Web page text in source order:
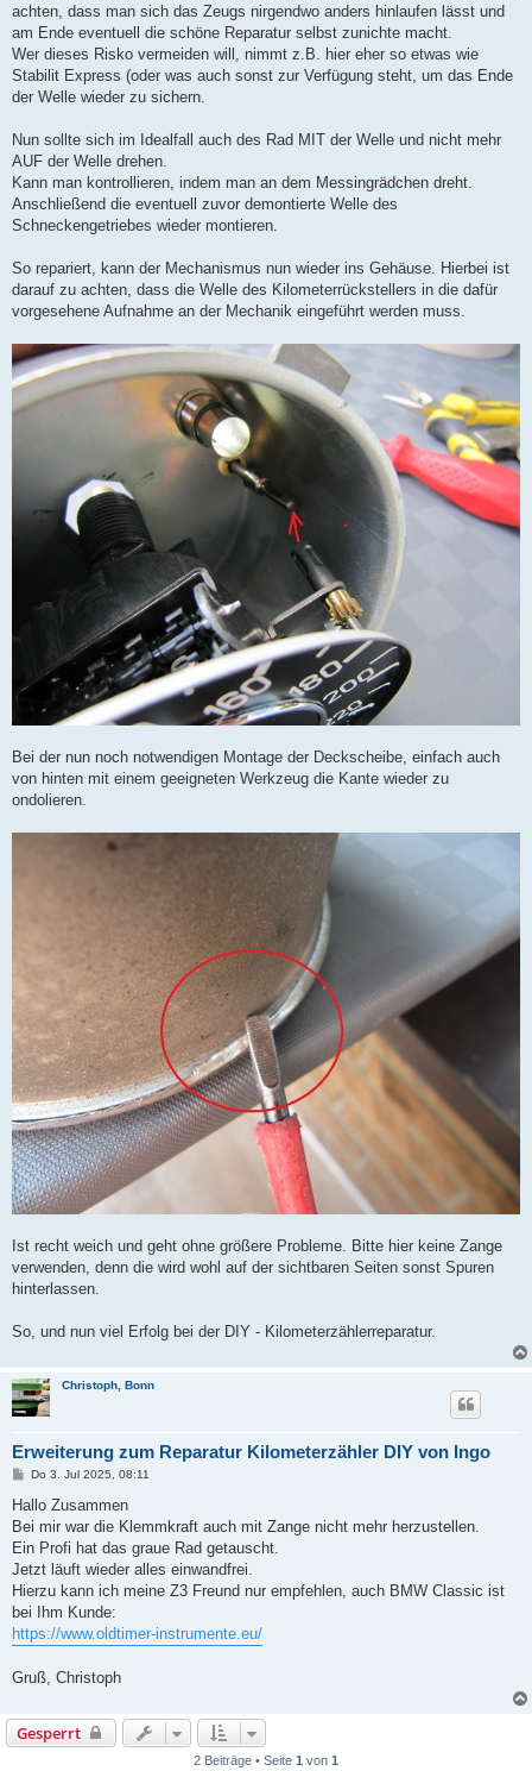
achten, dass man sich das Zeugs nirgendwo anders hinlaufen lässt und
am Ende eventuell die schöne Reparatur selbst zunichte macht.
Wer dieses Risko vermeiden will, nimmt z.B. hier eher so etwas wie
Stabilit Express (oder was auch sonst zur Verfügung steht, um das Ende
der Welle wieder zu sichern.
Nun sollte sich im Idealfall auch des Rad MIT der Welle und nicht mehr
AUF der Welle drehen.
Kann man kontrollieren, indem man an dem Messingrädchen dreht.
Anschließend die eventuell zuvor demontierte Welle des
Schneckengetriebes wieder montieren.
So repariert, kann der Mechanismus nun wieder ins Gehäuse. Hierbei ist
darauf zu achten, dass die Welle des Kilometerrückstellers in die dafür
vorgesehene Aufnahme an der Mechanik eingeführt werden muss.
Bei der nun noch notwendigen Montage der Deckscheibe, einfach auch
von hinten mit einem geeigneten Werkzeug die Kante wieder zu
ondolieren.
Ist recht weich und geht ohne größere Probleme. Bitte hier keine Zange
verwenden, denn die wird wohl auf der sichtbaren Seiten sonst Spuren
hinterlassen.
So, und nun viel Erfolg bei der DIY - Kilometerzählerreparatur.
Christoph, Bonn
Erweiterung zum Reparatur Kilometerzähler DIY von Ingo
B
i
r
a
Do 3. Jul 2025, 08:11
Hallo Zusammen
Bei mir war die Klemmkraft auch mit Zange nicht mehr herzustellen.
Ein Profi hat das graue Rad getauscht.
Jetzt läuft wieder alles einwandfrei.
Hierzu kann ich meine Z3 Freund nur empfehlen, auch BMW Classic ist
bei Ihm Kunde:
https://www.oldtimer-instrumente.eu/
Gruß, Christoph
Gesperrt
2 Beiträge • Seite 1 von 1